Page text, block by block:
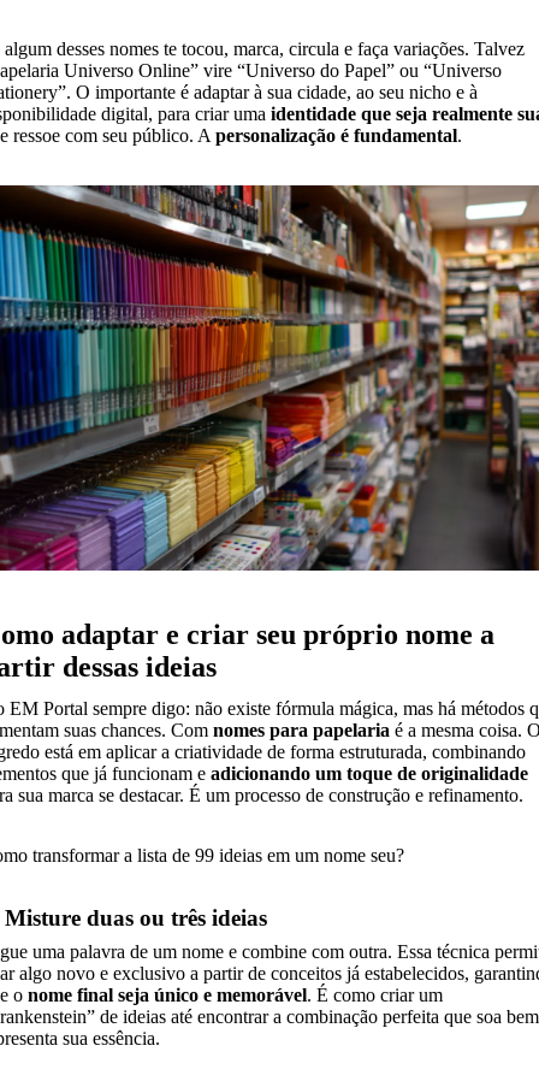
algum desses nomes te tocou, marca, circula e faça variações. Talvez
Universo Online” vire “Universo do Papel” ou “Universo
O importante é adaptar à sua cidade, ao seu nicho e à
digital, para criar uma identidade que seja realmente
ressoe com seu público. A personalização é fundamental.
adaptar e criar seu próprio nome a
dessas ideias
EM Portal sempre digo: não existe fórmula mágica, mas há métodos
suas chances. Com nomes para papelaria é a mesma coisa.
está em aplicar a criatividade de forma estruturada, combinando
que já funcionam e adicionando um toque de originalidade
sua marca se destacar. É um processo de construção e refinamento.
transformar a lista de 99 ideias em um nome seu?
Misture duas ou três ideias
uma palavra de um nome e combine com outra. Essa técnica
algo novo e exclusivo a partir de conceitos já estabelecidos,
o nome final seja único e memorável. É como criar um
de ideias até encontrar a combinação perfeita que soa
sua essência.